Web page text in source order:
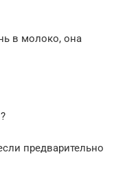
в молоко, она
предварительно